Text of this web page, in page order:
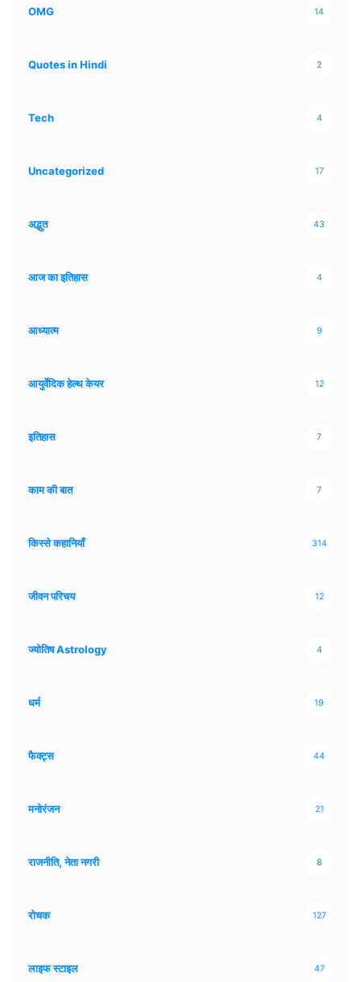
OMG 14
Quotes in Hindi 2
Tech 4
Uncategorized 17
अद्भुत 43
आज का इतिहास 4
आध्यात्म 9
आयुर्वेदिक हेल्थ केयर 12
इतिहास 7
काम की बात 7
किस्से कहानियाँ 314
जीवन परिचय 12
ज्योतिष Astrology 4
धर्म 19
फैक्ट्स 44
मनोरंजन 21
राजनीति, नेता नगरी 8
रोचक 127
लाइफ स्टाइल 47